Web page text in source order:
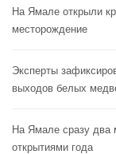
На Ямале открыли
месторождение
Эксперты
выходов белых
На Ямале сразу два
открытиями года